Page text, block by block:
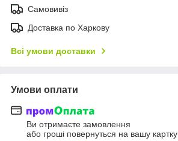
Самовивіз
Доставка по Харкову
Всі умови доставки
Умови оплати
Ви отримаєте замовлення
або гроші повернуться на вашу картку